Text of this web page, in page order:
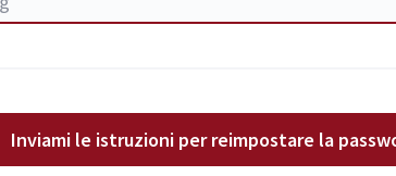
Inviami le istruzioni per reimpostare la